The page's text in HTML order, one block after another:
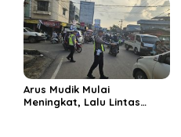
Arus Mudik Mulai
Meningkat, Lalu Lintas